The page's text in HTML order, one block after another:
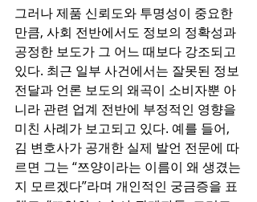
그러나 제품 신뢰도와 투명성이 중요한
만큼, 사회 전반에서도 정보의 정확성과
공정한 보도가 그 어느 때보다 강조되고
있다. 최근 일부 사건에서는 잘못된 정보
전달과 언론 보도의 왜곡이 소비자뿐 아
니라 관련 업계 전반에 부정적인 영향을
미친 사례가 보고되고 있다. 예를 들어,
김 변호사가 공개한 실제 발언 전문에 따
르면 그는 “쯔양이라는 이름이 왜 생겼는
지 모르겠다”라며 개인적인 궁금증을 표